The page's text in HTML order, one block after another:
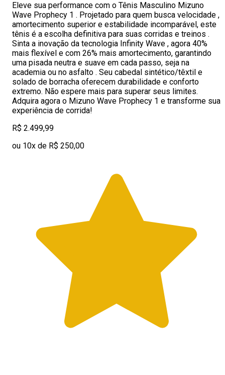
Eleve sua performance com o Tênis Masculino Mizuno
Wave Prophecy 1 . Projetado para quem busca velocidade ,
amortecimento superior e estabilidade incomparável, este
tênis é a escolha definitiva para suas corridas e treinos .
Sinta a inovação da tecnologia Infinity Wave , agora 40%
mais flexível e com 26% mais amortecimento, garantindo
uma pisada neutra e suave em cada passo, seja na
academia ou no asfalto . Seu cabedal sintético/têxtil e
solado de borracha oferecem durabilidade e conforto
extremo. Não espere mais para superar seus limites.
Adquira agora o Mizuno Wave Prophecy 1 e transforme sua
experiência de corrida!
R$ 2.499,99
ou 10x de R$ 250,00